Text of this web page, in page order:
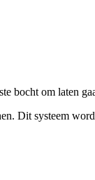
bocht om laten
Dit systeem